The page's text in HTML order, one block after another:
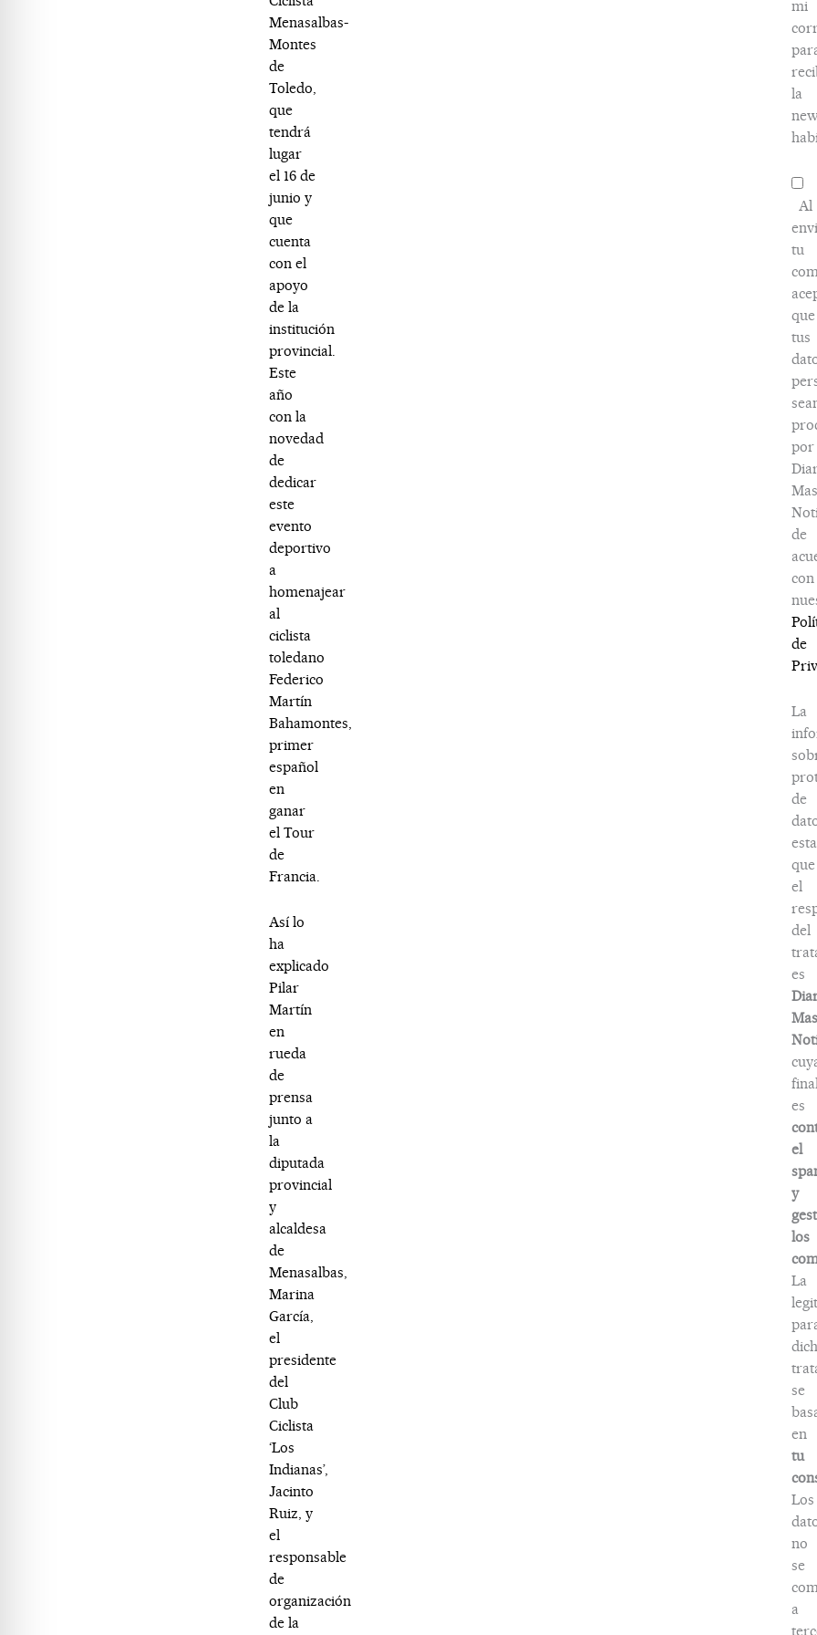
Menasalbas-
Montes
de
Toledo,
que
tendrá
lugar
el 16 de
junio y
que
cuenta
con el
apoyo
de la
institución
provincial.
Este
año
con la
novedad
de
dedicar
este
evento
deportivo
a
homenajear
al
ciclista
toledano
Federico
Martín
Bahamontes,
primer
español
en
ganar
el Tour
de
Francia.
Así lo
ha
explicado
Pilar
Martín
en
rueda
de
prensa
junto a
la
diputada
provincial
y
alcaldesa
de
Menasalbas,
Marina
García,
el
presidente
del
Club
Ciclista
‘Los
Indianas’,
Jacinto
Ruiz, y
el
responsable
de
organización
de la
mi
la
Al
tu
que
tus
por
Mas
de
con
de
La
de
que
el
del
es
Mas
es
el
y
los
La
se
en
tu
Los
no
se
a